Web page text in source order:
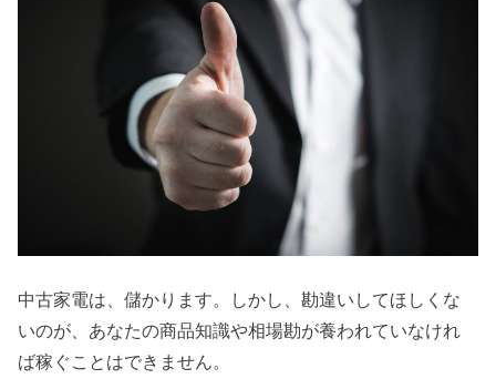
中古家電は、儲かります。しかし、勘違いしてほしくな
いのが、あなたの商品知識や相場勘が養われていなけれ
ば稼ぐことはできません。